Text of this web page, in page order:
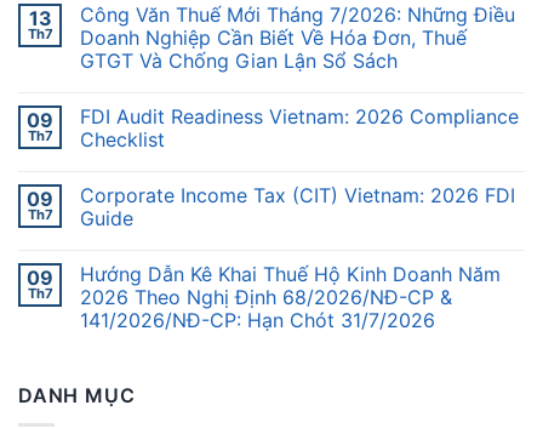
13
Th7
Công Văn Thuế Mới Tháng 7/2026: Những Điều
Doanh Nghiệp Cần Biết Về Hóa Đơn, Thuế
GTGT Và Chống Gian Lận Sổ Sách
09
Th7
FDI Audit Readiness Vietnam: 2026 Compliance
Checklist
09
Th7
Corporate Income Tax (CIT) Vietnam: 2026 FDI
Guide
09
Th7
Hướng Dẫn Kê Khai Thuế Hộ Kinh Doanh Năm
2026 Theo Nghị Định 68/2026/NĐ-CP &
141/2026/NĐ-CP: Hạn Chót 31/7/2026
DANH MỤC